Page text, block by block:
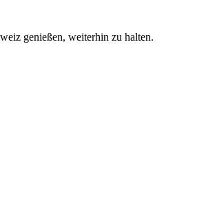
genießen, weiterhin zu halten.